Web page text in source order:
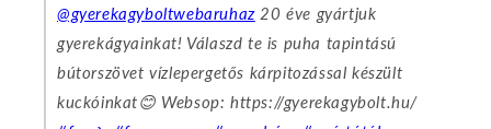
@gyerekagyboltwebaruhaz20 éve gyártjuk
gyerekágyainkat! Válaszd te is puha tapintású
bútorszövet vízlepergetős kárpitozással készült
kuckóinkat😊 Websop: https://gyerekagybolt.hu/